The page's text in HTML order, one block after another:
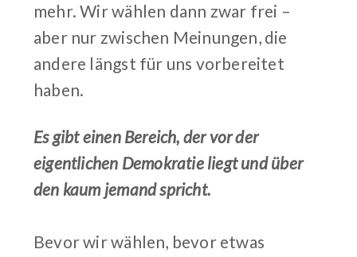
mehr. Wir wählen dann zwar frei –
aber nur zwischen Meinungen, die
andere längst für uns vorbereitet
haben.
Es gibt einen Bereich, der vor der
eigentlichen Demokratie liegt und über
den kaum jemand spricht.
Bevor wir wählen, bevor etwas